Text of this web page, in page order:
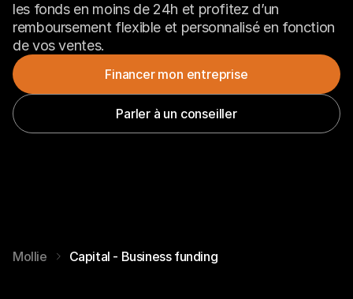
les fonds en moins de 24h et profitez d’un
remboursement flexible et personnalisé en fonction
de vos ventes.
Financer mon entreprise
Parler à un conseiller
Mollie Capital - Business funding